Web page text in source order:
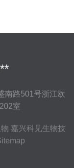
南路501号浙江欧
室
嘉兴科见生物技